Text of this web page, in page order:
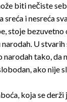
biti nečiste
sreća i nesreća
stoje bezuvetno
narodah. U
narodah tako, da
ako nije
koja se derži